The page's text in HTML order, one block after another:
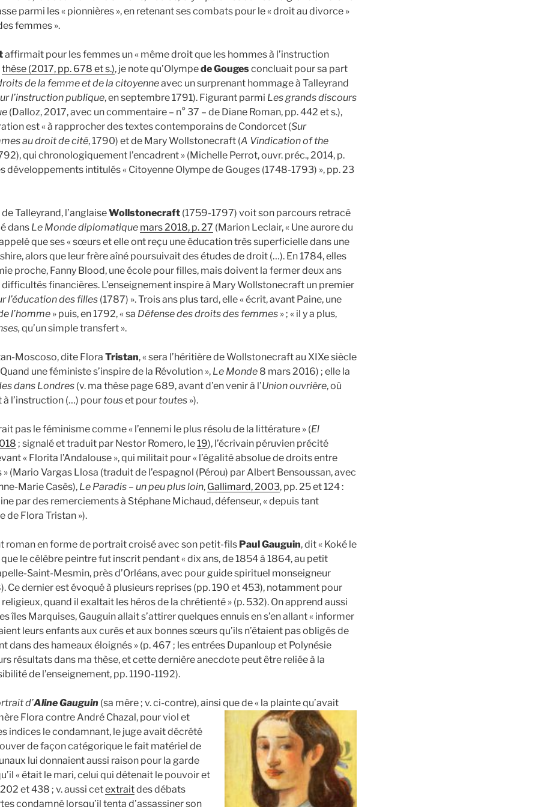
parmi les « pionnières », en retenant ses combats pour le « droit au divorce »
femmes ».
affirmait pour les femmes un « même droit que les hommes à l’instruction
thèse (2017, pp. 678 et s.), je note qu’Olympede Gougesconcluait pour sa part
de la femme et de la citoyenneavec un surprenant hommage à Talleyrand
l’instruction publique, en septembre 1791). Figurant parmi Les grands discours
(Dalloz, 2017, avec un commentaire – n° 37 – de Diane Roman, pp. 442 et s.),
est « à rapprocher des textes contemporains de Condorcet (Sur
au droit de cité, 1790) et de Mary Wollstonecraft (A Vindication of the
qui chronologiquement l’encadrent » (Michelle Perrot, ouvr. préc., 2014, p.
développements intitulés « Citoyenne Olympe de Gouges (1748-1793) », pp. 23
Talleyrand, l’anglaiseWollstonecraft (1759-1797) voit son parcours retracé
dans Le Monde diplomatique mars 2018, p. 27 (Marion Leclair, « Une aurore du
que ses « sœurs et elle ont reçu une éducation très superficielle dans une
alors que leur frère aîné poursuivait des études de droit (…). En 1784, elles
proche, Fanny Blood, une école pour filles, mais doivent la fermer deux ans
difficultés financières. L’enseignement inspire à Mary Wollstonecraft un premier
l’éducation des filles (1787) ». Trois ans plus tard, elle « écrit, avant Paine, une
l’homme » puis, en 1792, « sa Défense des droits des femmes » ; « il y a plus,
qu’un simple transfert ».
Moscoso, dite Flora Tristan, « sera l’héritière de Wollstonecraft au XIXe siècle
une féministe s’inspire de la Révolution », Le Monde 8 mars 2016) ; elle la
dans Londres (v. ma thèse page 689, avant d’en venir à l’Union ouvrière, où
l’instruction (…) pour touset pour toutes »).
pas le féminisme comme « l’ennemi le plus résolu de la littérature » (El
; signalé et traduit par Nestor Romero, le19), l’écrivain péruvien précité
« Florita l’Andalouse », qui militait pour « l’égalité absolue de droits entre
(Mario Vargas Llosa (traduit de l’espagnol (Pérou) par Albert Bensoussan, avec
Marie Casès), Le Paradis – un peu plus loin, Gallimard, 2003, pp. 25 et 124 :
par des remerciements à Stéphane Michaud, défenseur, « depuis tant
de Flora Tristan »).
roman en forme de portrait croisé avec son petit-fils Paul Gauguin, dit « Koké le
le célèbre peintre fut inscrit pendant « dix ans, de 1854 à 1864, au petit
Saint-Mesmin, près d’Orléans, avec pour guide spirituel monseigneur
Ce dernier est évoqué à plusieurs reprises (pp. 190 et 453), notamment pour
quand il exaltait les héros de la chrétienté » (p. 532). On apprend aussi
îles Marquises, Gauguin allait s’attirer quelques ennuis en s’en allant « informer
leurs enfants aux curés et aux bonnes sœurs qu’ils n’étaient pas obligés de
dans des hameaux éloignés » (p. 467 ; les entrées Dupanloup et Polynésie
résultats dans ma thèse, et cette dernière anecdote peut être reliée à la
de l’enseignement, pp. 1190-1192).
d’Aline Gauguin (sa mère ; v. ci-contre), ainsi que de « la plainte qu’avait
Flora contre André Chazal, pour viol et
indices le condamnant, le juge avait décrété
de façon catégorique le fait matériel de
lui donnaient aussi raison pour la garde
« était le mari, celui qui détenait le pouvoir et
et 438 ; v. aussi cetextraitdes débats
condamné lorsqu’il tenta d’assassiner son